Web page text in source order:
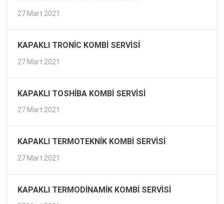
27 Mart 2021
KAPAKLI TRONIC KOMBI SERVISI
27 Mart 2021
KAPAKLI TOSHIBA KOMBI SERVISI
27 Mart 2021
KAPAKLI TERMOTEKNIK KOMBI SERVISI
27 Mart 2021
KAPAKLI TERMODINAMIK KOMBI SERVISI